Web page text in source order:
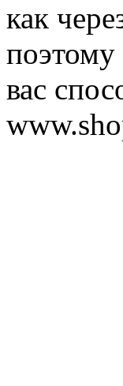
как
вас